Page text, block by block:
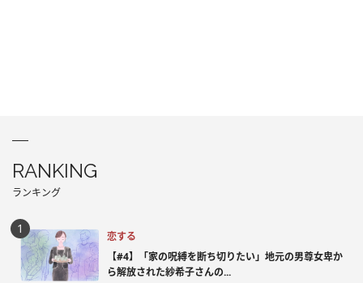
RANKING
ランキング
恋する
【#4】「家の呪縛を断ち切りたい」地元の男尊女卑か
ら解放された紗希子さんの...